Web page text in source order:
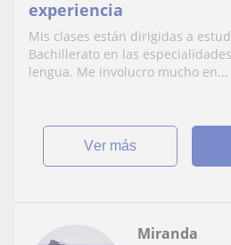
experiencia
Mis clases están dirigidas a
Bachillerato en las
lengua. Me involucro mucho en...
ver más
Miranda